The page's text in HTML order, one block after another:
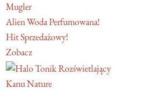
Mugler
Alien Woda Perfumowana!
Hit Sprzedażowy!
Zobacz
Kanu Nature